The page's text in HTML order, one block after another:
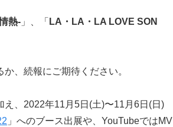
熱- 」、「 LA・LA・LA LOVE SON
、続報にご期待ください。
、2022年11月5日(土)〜11月6日(日)
」へのブース出展や、YouTubeではMV